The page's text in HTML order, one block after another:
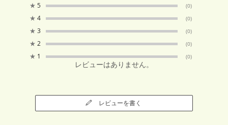
★ 5 (0)
★ 4 (0)
★ 3 (0)
★ 2 (0)
★ 1 (0)
レビューはありません。
レビューを書く